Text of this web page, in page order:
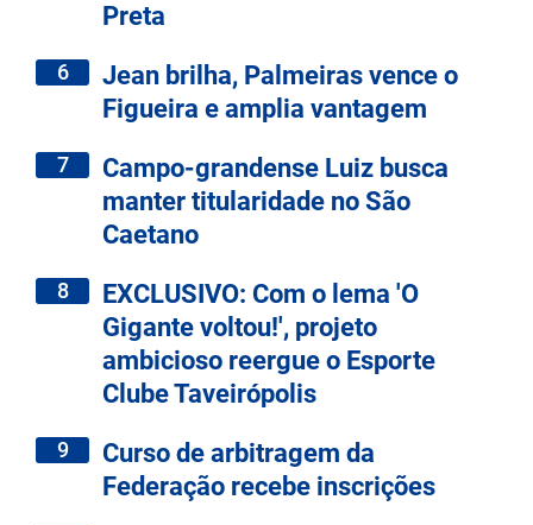
Preta
6
Jean brilha, Palmeiras vence o
Figueira e amplia vantagem
7
Campo-grandense Luiz busca
manter titularidade no São
Caetano
8
EXCLUSIVO: Com o lema 'O
Gigante voltou!', projeto
ambicioso reergue o Esporte
Clube Taveirópolis
9
Curso de arbitragem da
Federação recebe inscrições